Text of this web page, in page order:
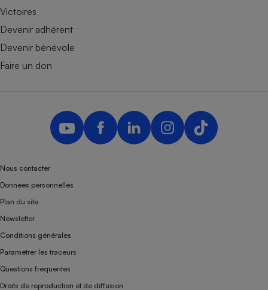
Victoires
Devenir adhérent
Devenir bénévole
Faire un don
Nous contacter
Données personnelles
Plan du site
Newsletter
Conditions générales
Paramétrer les traceurs
Questions fréquentes
Droits de reproduction et de diffusion